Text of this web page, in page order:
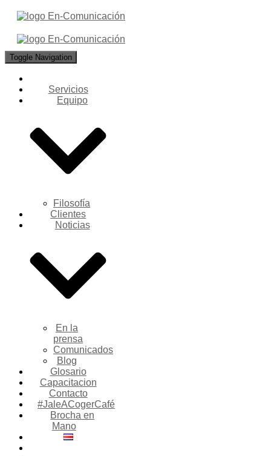
Toggle Navigation
Servicios
Equipo
Filosofía
Clientes
Noticias
En la
prensa
Comunicados
Blog
Glosario
Capacitacion
Contacto
#JaleACogerCafé
Brocha en
Mano